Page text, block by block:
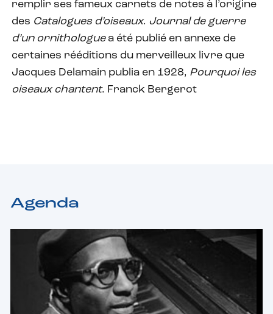
remplir ses fameux carnets de notes à l’origine
des Catalogues d’oiseaux. Journal de guerre
d’un ornithologuea été publié en annexe de
certaines rééditions du merveilleux livre que
Jacques Delamain publia en 1928, Pourquoi les
oiseaux chantent. Franck Bergerot
Agenda